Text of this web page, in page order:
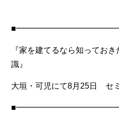
『家を建てるなら知ってお
識』
大垣・可児にて8月25日 セ